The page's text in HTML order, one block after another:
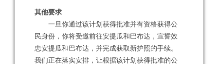
其他要求
一旦你通过该计划获得批准并有资格获得公
民身份，你将受邀前往安提瓜和巴布达，宣誓效
忠安提瓜和巴布达，并完成获取新护照的手续。
我们正在落实安排，让根据该计划获得批准的公